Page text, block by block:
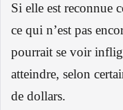
Si elle est reconnue
ce qui n’est pas
pourrait se voir
atteindre, selon
de dollars.